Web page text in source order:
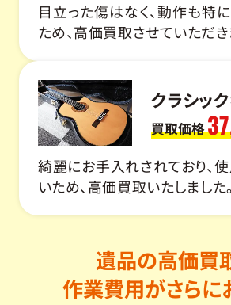
目立った傷はなく、動作も特
ため、高価買取させていただき
クラシッ
買取価格
綺麗にお手入れされており、
いため、高価買取いたしました。
遺品の高価買
作業費用がさらに